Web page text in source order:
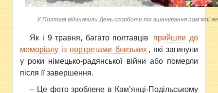
У Полтаві відзначили День скорботи та вшанування пам’яті
Як і 9 травня, багато полтавців
прийшли до
меморіалу із портретами близьких , які загинули
у роки німецько-радянської війни або померли
після її завершення.
– Це фото зроблене в Кам’янці-Подільському